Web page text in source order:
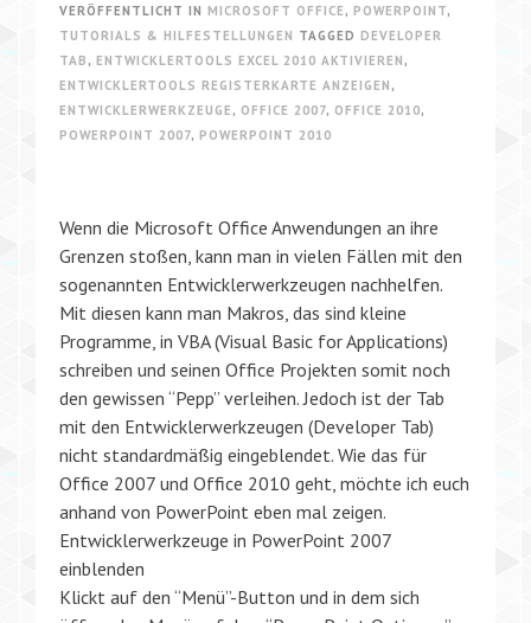
VERÖFFENTLICHT IN MICROSOFT OFFICE , POWERPOINT,
TUTORIALS & HILFESTELLUNGEN TAGGED DEVELOPER
TAB , ENTWICKLERTOOLS EXCEL 2010 AKTIVIEREN ,
ENTWICKLERTOOLS REGISTERKARTE ANZEIGEN ,
ENTWICKLERWERKZEUGE , OFFICE 2007, OFFICE 2010,
POWERPOINT 2007, POWERPOINT 2010
Wenn die Microsoft Office Anwendungen an ihre
Grenzen stoßen, kann man in vielen Fällen mit den
sogenannten Entwicklerwerkzeugen nachhelfen.
Mit diesen kann man Makros, das sind kleine
Programme, in VBA (Visual Basic for Applications)
schreiben und seinen Office Projekten somit noch
den gewissen “Pepp” verleihen. Jedoch ist der Tab
mit den Entwicklerwerkzeugen (Developer Tab)
nicht standardmäßig eingeblendet. Wie das für
Office 2007 und Office 2010 geht, möchte ich euch
anhand von PowerPoint eben mal zeigen.
Entwicklerwerkzeuge in PowerPoint 2007
einblenden
Klickt auf den “Menü”-Button und in dem sich